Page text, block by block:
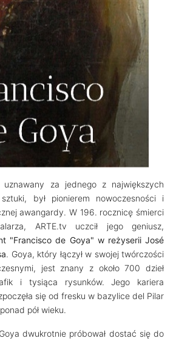
uznawany za jednego z największych
był pionierem nowoczesności i
awangardy. W 196. rocznicę śmierci
ARTE.tv uczcił jego geniusz,
"Francisco de Goya" w reżyserii José
. Goya, który łączył w swojej twórczości
jest znany z około 700 dzieł
i tysiąca rysunków. Jego kariera
się od fresku w bazylice del Pilar
pół wieku.
dwukrotnie próbował dostać się do